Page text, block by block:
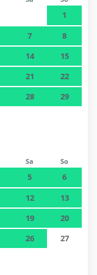
1
7
8
14
15
21
22
28
29
Sa So
5
6
12
13
19
20
26
27